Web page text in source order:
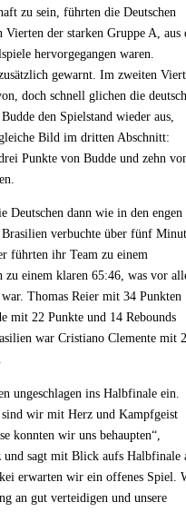
zu sein, führten die Deutschen
Vierten der starken Gruppe A, aus
hervorgegangen waren.
gewarnt. Im zweiten
doch schnell glichen die
den Spielstand wieder aus,
Bild im dritten Abschnitt:
Punkte von Budde und zehn
Deutschen dann wie in den engen
verbuchte über fünf
führten ihr Team zu einem
einem klaren 65:46, was vor
Thomas Reier mit 34 Punkten
mit 22 Punkte und 14 Rebounds
war Cristiano Clemente mit
ungeschlagen ins Halbfinale ein.
wir mit Herz und Kampfgeist
konnten wir uns behaupten“,
und sagt mit Blick aufs Halbfinale
erwarten wir ein offenes Spiel.
an gut verteidigen und unsere